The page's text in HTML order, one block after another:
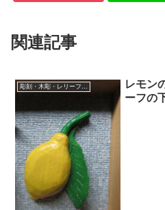
関連記事
彫刻・木彫・レリーフ・根付の下絵、彫り方見本
レモン
ーフの